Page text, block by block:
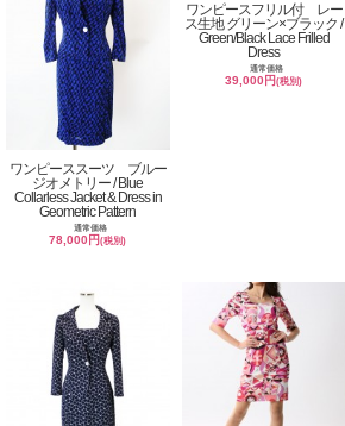
ワンピーススーツ ブルー
ジオメトリー / Blue
Collarless Jacket & Dress in
Geometric Pattern
通常価格
78,000円(税別)
ワンピースフリル付 レー
ス生地 グリーン×ブラック /
Green/Black Lace Frilled
Dress
通常価格
39,000円(税別)